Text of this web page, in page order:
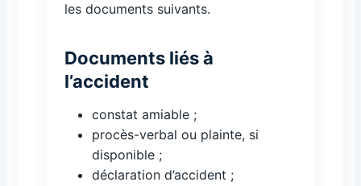
les documents suivants.
Documents liés à
l’accident
constat amiable ;
procès-verbal ou plainte, si
disponible ;
déclaration d’accident ;